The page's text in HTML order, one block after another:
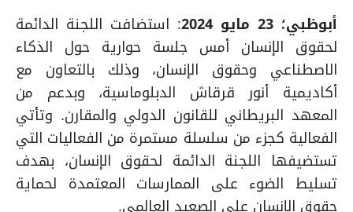
أبوظبي؛ 23 مايو 2024
: استضافت اللجنة الدائمة
لحقوق الإنسان أمس جلسة حوارية حول الذكاء
الاصطناعي وحقوق الإنسان، وذلك بالتعاون مع
أكاديمية أنور قرقاش الدبلوماسية، وبدعم من
المعهد البريطاني للقانون الدولي والمقارن. وتأتي
الفعالية كجزء من سلسلة مستمرة من الفعاليات التي
تستضيفها اللجنة الدائمة لحقوق الإنسان، بهدف
تسليط الضوء على الممارسات المعتمدة لحماية
حقوق الإنسان على الصعيد العالمي.